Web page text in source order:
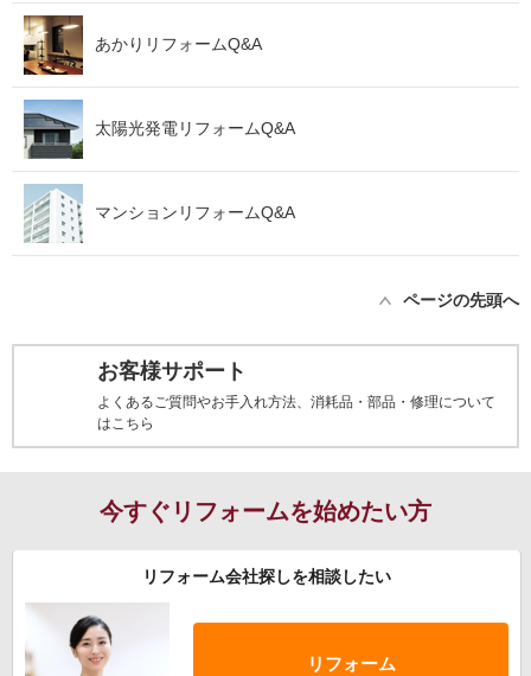
あかりリフォームQ&A
太陽光発電リフォームQ&A
マンションリフォームQ&A
ページの先頭へ
お客様サポート
よくあるご質問やお手入れ方法、消耗品・部品・修理について
はこちら
今すぐリフォームを始めたい方
リフォーム会社探しを相談したい
リフォーム